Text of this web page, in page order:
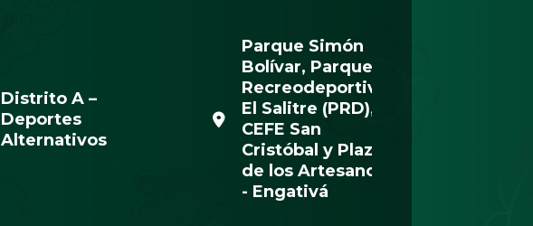
Distrito A –
Deportes
Alternativos
Parque Simón
Bolívar, Parque
Recreodeportivo
El Salitre (PRD),
CEFE San
Cristóbal y Plaza
de los Artesanos
- Engativá